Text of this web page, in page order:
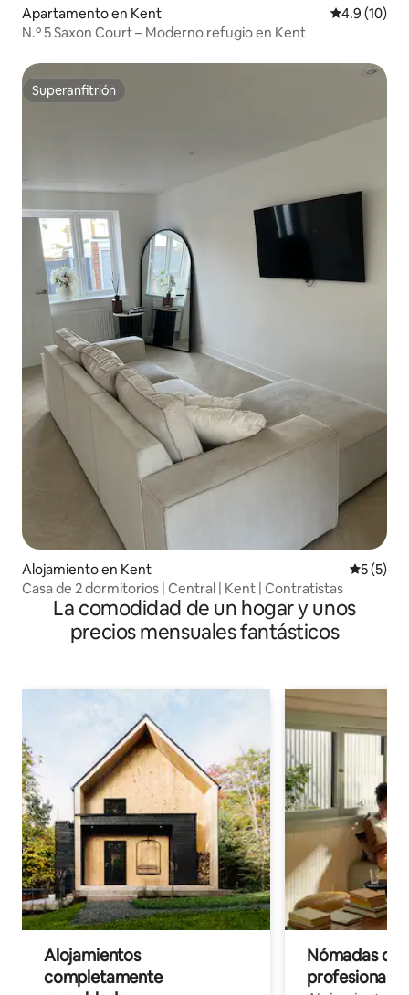
Apartamento en Kent Calificación
4.9 (10)
N.º 5 Saxon Court – Moderno refugio en Kent
Superanfitrión
Superanfitrión
Alojamiento en Kent
5 (5)
Casa de 2 dormitorios | Central | Kent | Contratistas
La comodidad de un hogar y unos
precios mensuales fantásticos
Alojamientos
completamente
Nómadas